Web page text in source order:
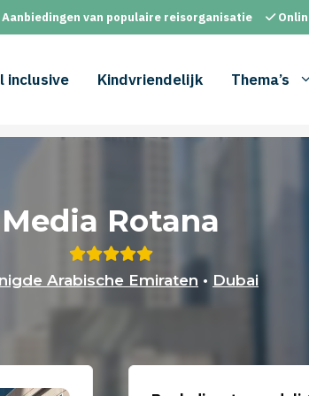
van populaire reisorganisatie
inclusive Kindvriendelijk Thema’s
Media Rotana
Arabische Emiraten • Dubai